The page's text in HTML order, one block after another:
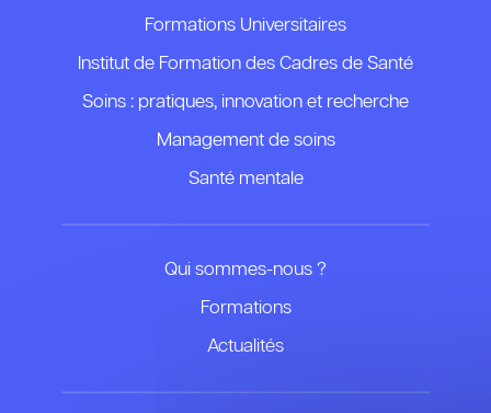
Formations Universitaires
Institut de Formation des Cadres de Santé
Soins : pratiques, innovation et recherche
Management de soins
Santé mentale
Qui sommes-nous ?
Formations
Actualités